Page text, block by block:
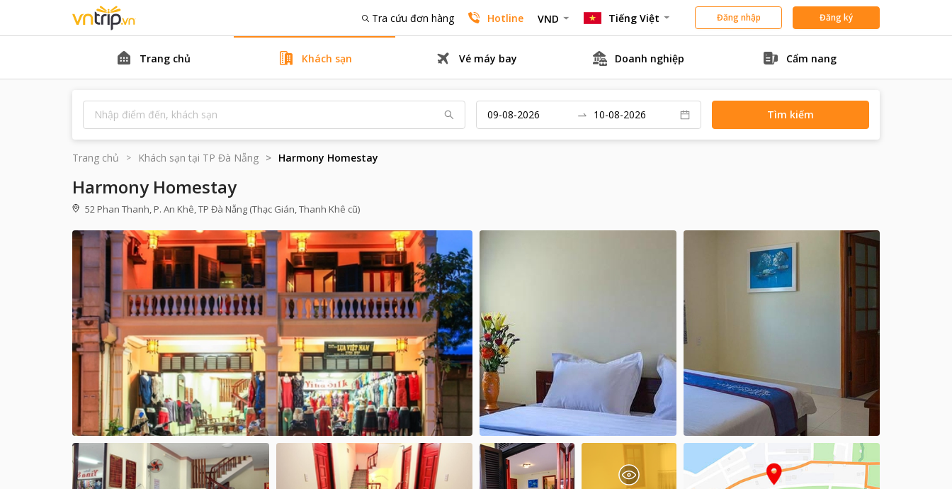
Tra cứu đơn hàng Hotline VND Tiếng Việt Đăng nhập Đăng ký
Trang chủ Khách sạn Vé máy bay Doanh nghiệp Cẩm nang
Tìm kiếm
Trang chủ Khách sạn tại TP Đà Nẵng Harmony Homestay
Harmony Homestay
52 Phan Thanh, P. An Khê, TP Đà Nẵng (Thạc Gián, Thanh Khê cũ)